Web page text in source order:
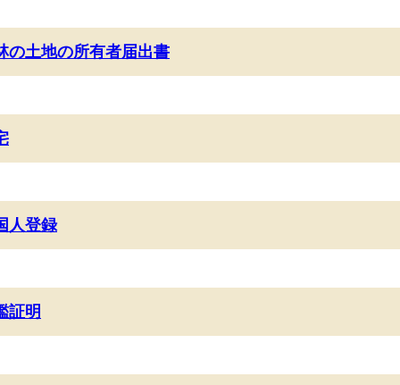
の土地の所有者届出書
人登録
証明